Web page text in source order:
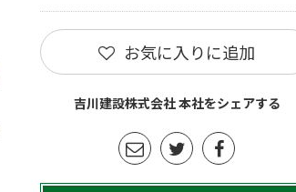
お気に入りに追加
吉川建設株式会社 本社をシェアする